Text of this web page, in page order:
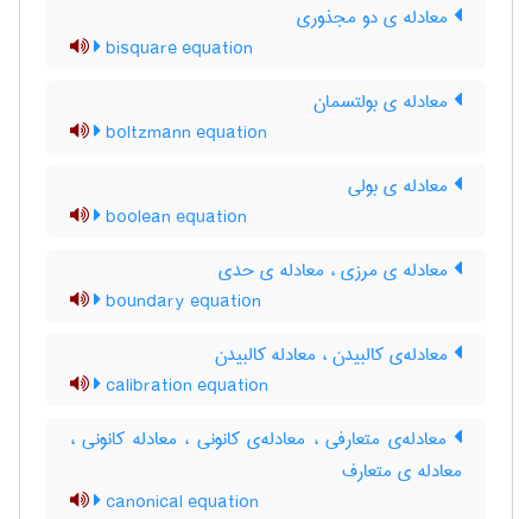
معادله ی دو مجذوری
bisquare equation
معادله ی بولتسمان
boltzmann equation
معادله ی بولی
boolean equation
معادله ی مرزی ، معادله ی حدی
boundary equation
معادله‌ی کالبیدن ، معادله کالبیدن
calibration equation
معادله‌ی متعارفی ، معادله‌ی کانونی ، معادله کانونی ،
معادله ی متعارف
canonical equation